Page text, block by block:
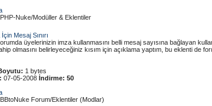
Nuke/Modüller & Eklentiler
Mesaj Sınırı
üyelerinizin imza kullanmasını belli mesaj sayısına bağlayan
olmasını belirleyeceğiniz kısım için açıklama yaptım, bu eklenti de
1 bytes
07-05-2008 İndirme: 50
Forum/Eklentiler (Modlar)